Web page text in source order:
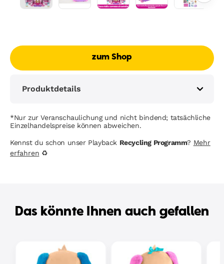
zum Shop
Produktdetails
*Nur zur Veranschaulichung und nicht bindend; tatsächliche
Einzelhandelspreise können abweichen.
Kennst du schon unser Playback Recycling Programm? Mehr
erfahren ♻
Das könnte Ihnen auch gefallen